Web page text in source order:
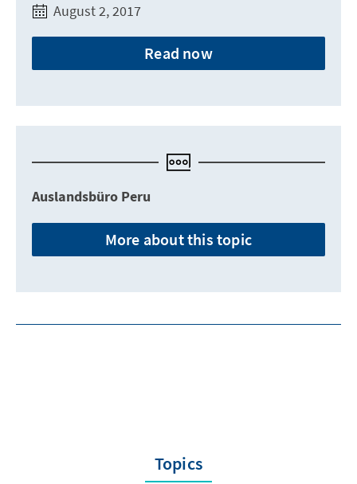
August 2, 2017
Read now
Auslandsbüro Peru
More about this topic
Topics